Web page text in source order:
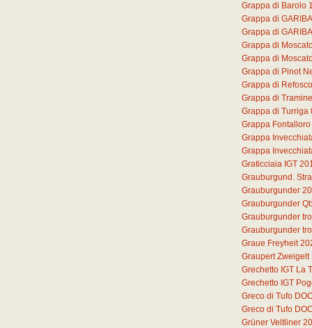
Grappa di Barolo
Grappa di
Grappa di
Grappa di
Grappa di
Grappa di Pinot
Grappa di Refosco
Grappa di
Grappa di Turriga
Grappa
Grappa
Grappa
Graticciaia IGT
Grauburgund.
Grauburgunder
Grauburgunder
Grauburgunder
Grauburgunder
Graue Freyheit
Graupert Zweigelt
Grechetto IGT La
Grechetto IGT
Greco di Tufo
Greco di Tufo
Grüner Veltliner